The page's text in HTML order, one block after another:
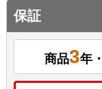
保証
商品3年